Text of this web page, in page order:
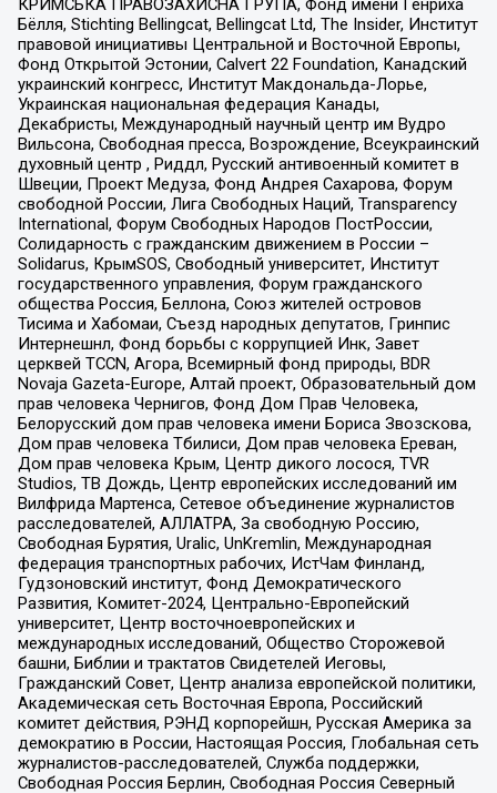
КРИМСЬКА ПРАВОЗАХИСНА ГРУПА, Фонд имени Генриха
Бёлля, Stichting Bellingcat, Bellingcat Ltd, The Insider, Институт
правовой инициативы Центральной и Восточной Европы,
Фонд Открытой Эстонии, Calvert 22 Foundation, Канадский
украинский конгресс, Институт Макдональда-Лорье,
Украинская национальная федерация Канады,
Декабристы, Международный научный центр им Вудро
Вильсона, Свободная пресса, Возрождение, Всеукраинский
духовный центр , Риддл, Русский антивоенный комитет в
Швеции, Проект Медуза, Фонд Андрея Сахарова, Форум
свободной России, Лига Свободных Наций, Transparеncy
International, Форум Свободных Народов ПостРоссии,
Солидарность с гражданским движением в России –
Solidarus, КрымSOS, Свободный университет, Институт
государственного управления, Форум гражданского
общества Россия, Беллона, Союз жителей островов
Тисима и Хабомаи, Съезд народных депутатов, Гринпис
Интернешнл, Фонд борьбы с коррупцией Инк, Завет
церквей TCCN, Агора, Всемирный фонд природы, BDR
Novaja Gazeta-Europe, Алтай проект, Образовательный дом
прав человека Чернигов, Фонд Дом Прав Человека,
Белорусский дом прав человека имени Бориса Звозскова,
Дом прав человека Тбилиси, Дом прав человека Ереван,
Дом прав человека Крым, Центр дикого лосося, TVR
Studios, ТВ Дождь, Центр европейских исследований им
Вилфрида Мартенса, Сетевое объединение журналистов
расследователей, АЛЛАТРА, За свободную Россию,
Свободная Бурятия, Uralic, UnKremlin, Международная
федерация транспортных рабочих, ИстЧам Финланд,
Гудзоновский институт, Фонд Демократического
Развития, Комитет-2024, Центрально-Европейский
университет, Центр восточноевропейских и
международных исследований, Общество Сторожевой
башни, Библии и трактатов Свидетелей Иеговы,
Гражданский Совет, Центр анализа европейской политики,
Академическая сеть Восточная Европа, Российский
комитет действия, РЭНД корпорейшн, Русская Америка за
демократию в России, Настоящая Россия, Глобальная сеть
журналистов-расследователей, Служба поддержки,
Свободная Россия Берлин, Свободная Россия Северный